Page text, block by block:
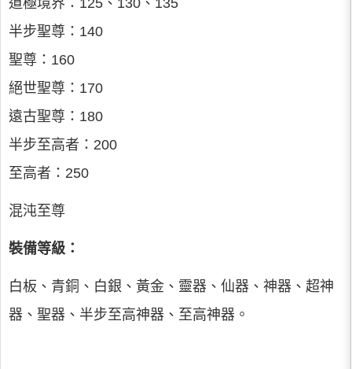
道極境界：125、130、135
半步聖尊：140
聖尊：160
絕世聖尊：170
遠古聖尊：180
半步至高者：200
至高者：250
混沌至尊
裝備等級：
白板、青銅、白銀、黃金、靈器、仙器、神器、超神
器、聖器、半步至高神器、至高神器。